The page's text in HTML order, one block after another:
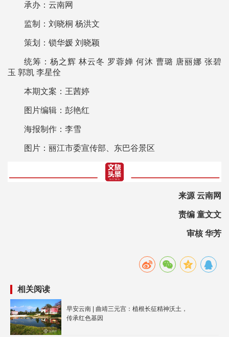
承办：云南网
监制：刘晓桐 杨洪文
策划：锁华媛 刘晓颖
统筹：杨之辉 林云冬 罗蓉婵 何沐 曹璐 唐丽娜 张碧
玉 郭凯 李星佺
本期文案：王茜婷
图片编辑：彭艳红
海报制作：李雪
图片：丽江市委宣传部、东巴谷景区
来源 云南网
责编 童文文
审核 华芳
相关阅读
早安云南 | 曲靖三元宫：植根长征精神沃土，
传承红色基因